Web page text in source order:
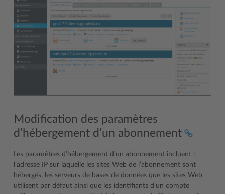
Modification des paramètres
d’hébergement d’un abonnement
Les paramètres d’hébergement d’un abonnement incluent :
l’adresse IP sur laquelle les sites Web de l’abonnement sont
hébergés, les serveurs de bases de données que les sites Web
utilisent par défaut ainsi que les identifiants d’un compte